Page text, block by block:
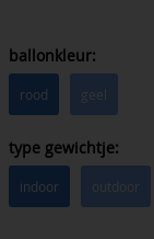
ballonkleur:
rood geel
type gewichtje:
indoor outdoor